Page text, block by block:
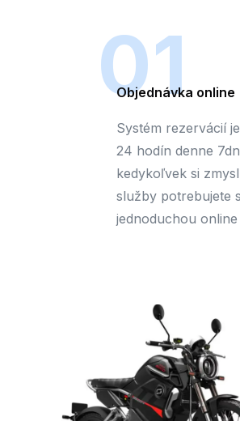
01
Objednávka online
Systém rezervácií
24 hodín denne
kedykoľvek si
služby potrebujete s
jednoduchou